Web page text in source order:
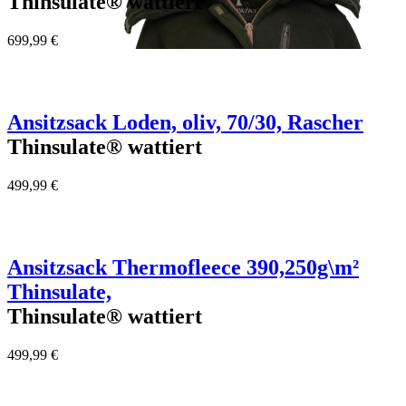
699,99 €
Ansitzsack Loden, oliv, 70/30, Rascher
Thinsulate® wattiert
499,99 €
Ansitzsack Thermofleece 390,250g\m²
Thinsulate,
Thinsulate® wattiert
499,99 €